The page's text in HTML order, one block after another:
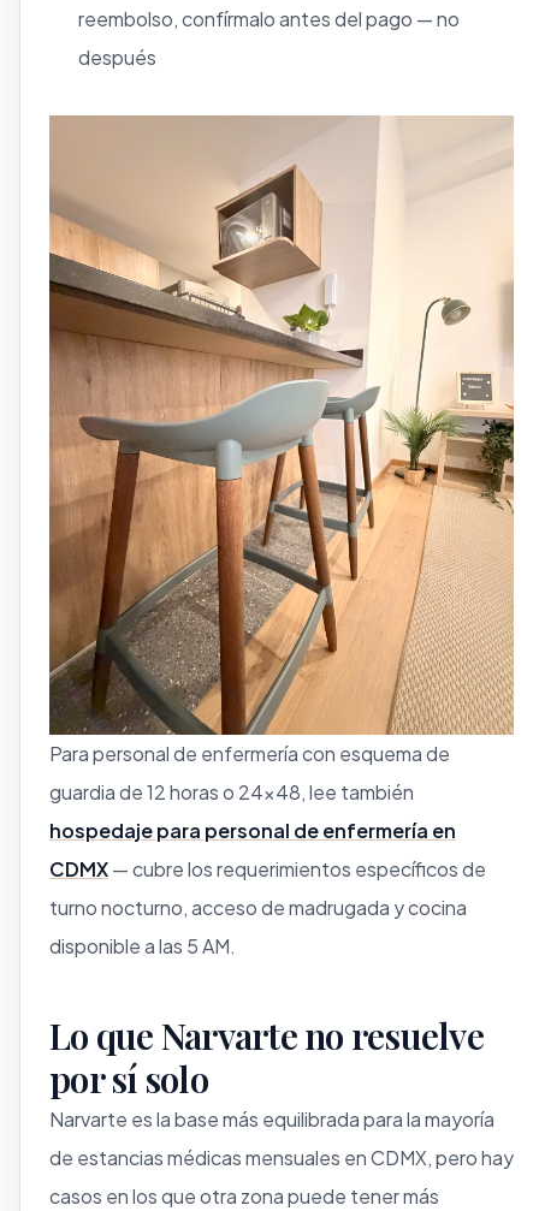
reembolso, confírmalo antes del pago — no
después
Para personal de enfermería con esquema de
guardia de 12 horas o 24x48, lee también
hospedaje para personal de enfermería en
CDMX— cubre los requerimientos específicos de
turno nocturno, acceso de madrugada y cocina
disponible a las 5 AM.
Lo que Narvarte no resuelve
por sí solo
Narvarte es la base más equilibrada para la mayoría
de estancias médicas mensuales en CDMX, pero hay
casos en los que otra zona puede tener más